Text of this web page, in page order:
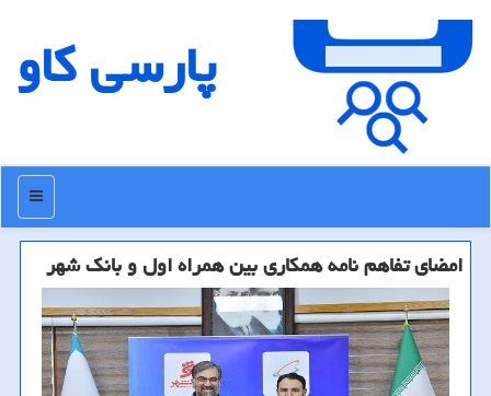
پارسی كاو
منو
امضای تفاهم نامه همکاری بین همراه اول و بانک شهر